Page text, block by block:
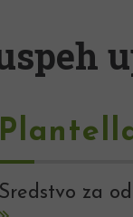
Sredstvo za